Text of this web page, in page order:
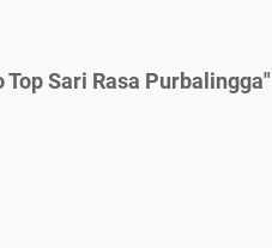
Sari Rasa Purbalingga"